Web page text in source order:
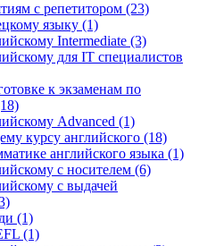
с репетитором (23)
языку (1)
Intermediate (3)
для IT специалистов
к экзаменам по
Advanced (1)
курсу английского (18)
английского языка (1)
с носителем (6)
с выдачей
(1)
(1)